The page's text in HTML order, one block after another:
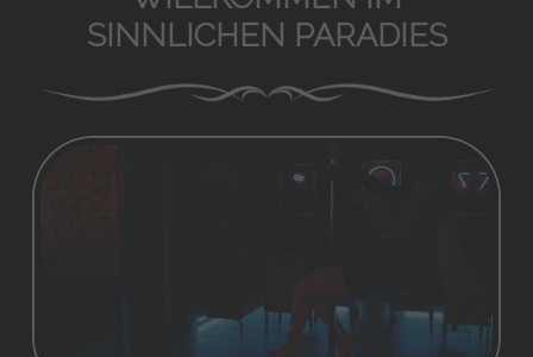
SINNLICHEN PARADIES